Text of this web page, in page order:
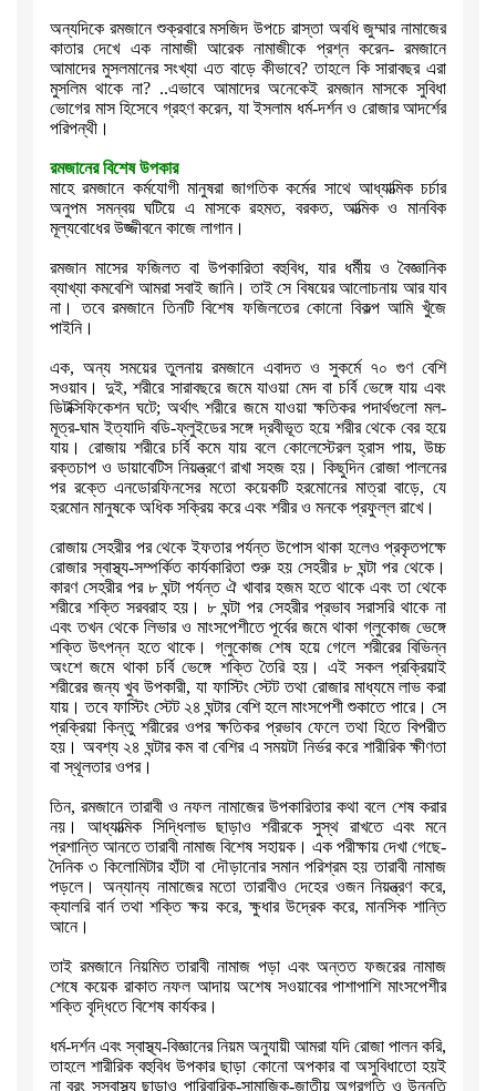
অন্যদিকে রমজানে শুক্রবারে মসজিদ উপচে রাস্তা অবধি জুম্মার নামাজের
কাতার দেখে এক নামাজী আরেক নামাজীকে প্রশ্ন করেন- রমজানে
আমাদের মুসলমানের সংখ্যা এত বাড়ে কীভাবে?তাহলে কি সারাবছর এরা
মুসলিম থাকে না? ..এভাবে আমাদের অনেকেই রমজান মাসকে সুবিধা
ভোগের মাস হিসেবে গ্রহণ করেন, যা ইসলাম ধর্ম-দর্শন ও রোজার আদর্শের
পরিপন্থী।
রমজানের বিশেষ উপকার
মাহে রমজানে কর্মযোগী মানুষরা জাগতিক কর্মের সাথে আধ্যাত্মিক চর্চার
অনুপম সমন্বয় ঘটিয়ে এ মাসকে রহমত,বরকত, আত্মিক ও মানবিক
মূল্যবোধের উজ্জীবনে কাজে লাগান।
রমজান মাসের ফজিলত বা উপকারিতা বহুবিধ, যার ধর্মীয় ও বৈজ্ঞানিক
ব্যাখ্যা কমবেশি আমরা সবাই জানি। তাই সে বিষয়ের আলোচনায় আর যাব
না। তবে রমজানে তিনটি বিশেষ ফজিলতের কোনো বিকল্প আমি খুঁজে
পাইনি।
এক,অন্য সময়ের তুলনায় রমজানে এবাদত ও সুকর্মে ৭০ গুণ বেশি
সওয়াব। দুই,শরীরে সারাবছরে জমে যাওয়া মেদ বা চর্বি ভেঙ্গে যায় এবং
ডিটক্সিফিকেশন ঘটে;অর্থাৎ শরীরে জমে যাওয়া ক্ষতিকর পদার্থগুলো মল-
মূত্র-ঘাম ইত্যাদি বডি-ফ্লুইডের সঙ্গে দ্রবীভূত হয়ে শরীর থেকে বের হয়ে
যায়। রোজায় শরীরে চর্বি কমে যায় বলে কোলেস্টেরল হ্রাস পায়,উচ্চ
রক্তচাপ ও ডায়াবেটিস নিয়ন্ত্রণে রাখা সহজ হয়। কিছুদিন রোজা পালনের
পর রক্তে এনডোরফিনসের মতো কয়েকটি হরমোনের মাত্রা বাড়ে, যে
হরমোন মানুষকে অধিক সক্রিয় করে এবং শরীর ও মনকে প্রফুল্ল রাখে।
রোজায় সেহরীর পর থেকে ইফতার পর্যন্ত উপোস থাকা হলেও প্রকৃতপক্ষে
রোজার স্বাস্থ্য-সম্পর্কিত কার্যকারিতা শুরু হয় সেহরীর ৮ ঘন্টা পর থেকে।
কারণ সেহরীর পর ৮ ঘন্টা পর্যন্ত ঐ খাবার হজম হতে থাকে এবং তা থেকে
শরীরে শক্তি সরবরাহ হয়। ৮ ঘন্টা পর সেহরীর প্রভাব সরাসরি থাকে না
এবং তখন থেকে লিভার ও মাংসপেশীতে পূর্বের জমে থাকা গ্লুকোজ ভেঙ্গে
শক্তি উৎপন্ন হতে থাকে।
গ্লুকোজ শেষ হয়ে গেলে শরীরের বিভিন্ন
অংশে জমে থাকা চর্বি ভেঙ্গে শক্তি তৈরি হয়। এই সকল প্রক্রিয়াই
শরীরের জন্য খুব উপকারী, যা ফাস্টিং স্টেট তথা রোজার মাধ্যমে লাভ করা
যায়। তবে ফাস্টিং স্টেট ২৪ ঘন্টার বেশি হলে মাংসপেশী শুকাতে পারে। সে
প্রক্রিয়া কিন্তু শরীরের ওপর ক্ষতিকর প্রভাব ফেলে তথা হিতে বিপরীত
হয়। অবশ্য ২৪ ঘন্টার কম বা বেশির এ সময়টা নির্ভর করে শারীরিক ক্ষীণতা
বা স্থূলতার ওপর।
তিন,রমজানে তারাবী ও নফল নামাজের উপকারিতার কথা বলে শেষ করার
নয়।
আধ্যাত্মিক সিদ্ধিলাভ ছাড়াও শরীরকে সুস্থ রাখতে এবং মনে
প্রশান্তি আনতে তারাবী নামাজ বিশেষ সহায়ক। এক পরীক্ষায় দেখা গেছে-
দৈনিক ৩ কিলোমিটার হাঁটা বা দৌড়ানোর সমান পরিশ্রম হয় তারাবী নামাজ
পড়লে। অন্যান্য নামাজের মতো তারাবীও দেহের ওজন নিয়ন্ত্রণ করে,
ক্যালরি বার্ন তথা শক্তি ক্ষয় করে,ক্ষুধার উদ্রেক করে, মানসিক শান্তি
আনে।
তাই রমজানে নিয়মিত তারাবী নামাজ পড়া এবং অন্তত ফজরের নামাজ
শেষে কয়েক রাকাত নফল আদায় অশেষ সওয়াবের পাশাপাশি মাংসপেশীর
শক্তি বৃদ্ধিতে বিশেষ কার্যকর।
ধর্ম-দর্শন এবং স্বাস্থ্য-বিজ্ঞানের নিয়ম অনুযায়ী আমরা যদি রোজা পালন করি,
তাহলে শারীরিক বহুবিধ উপকার ছাড়া কোনো অপকার বা অসুবিধাতো হয়ই
না বরং সুস্বাস্থ্য ছাড়াও পারিবারিক-সামাজিক-জাতীয় অগ্রগতি ও উন্নতি